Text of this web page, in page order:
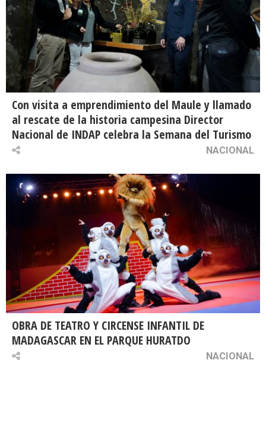
Con visita a emprendimiento del Maule y llamado
al rescate de la historia campesina Director
Nacional de INDAP celebra la Semana del Turismo
NACIONAL
OBRA DE TEATRO Y CIRCENSE INFANTIL DE
MADAGASCAR EN EL PARQUE HURATDO
NACIONAL